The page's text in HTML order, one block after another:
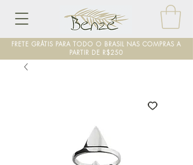
FRETE GRÁTIS PARA TODO O BRASIL NAS COMPRAS A
PARTIR DE R$250